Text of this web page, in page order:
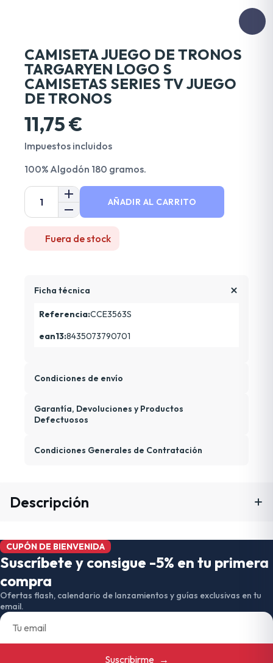
CAMISETA JUEGO DE TRONOS
TARGARYEN LOGO S
CAMISETAS SERIES TV JUEGO
DE TRONOS
11,75 €
Impuestos incluidos
100% Algodón 180 gramos.
AÑADIR AL CARRITO
Fuera de stock
Ficha técnica
Referencia:CCE3563S
ean13:8435073790701
Condiciones de envío
Garantía, Devoluciones y Productos
Defectuosos
Condiciones Generales de Contratación
Descripción
CUPÓN DE BIENVENIDA
Suscríbete y consigue -5% en tu primera
compra
Ofertas flash, calendario de lanzamientos y guías exclusivas en tu
email.
Suscribirme →